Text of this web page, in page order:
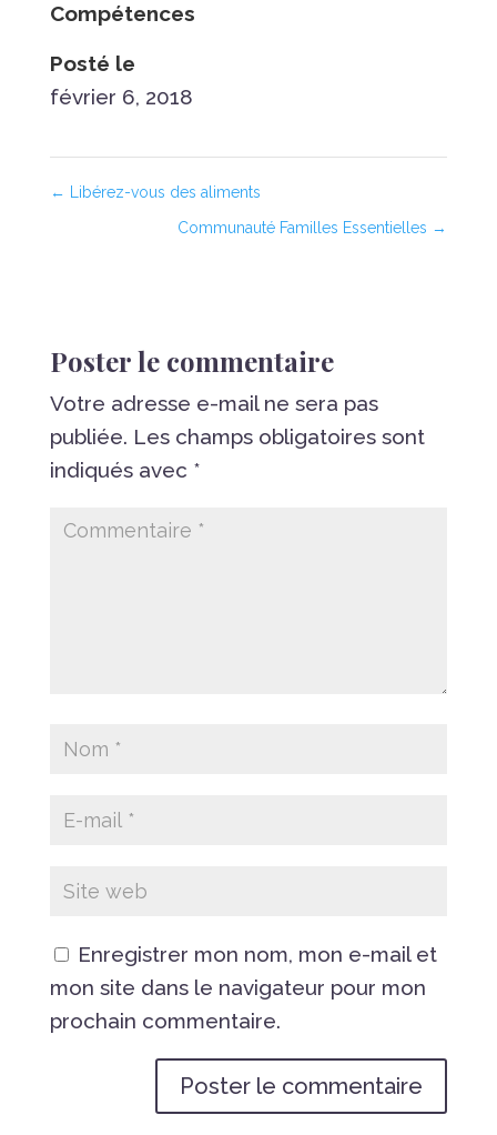
Compétences
Posté le
février 6, 2018
← Libérez-vous des aliments
Communauté Familles Essentielles →
Poster le commentaire
Votre adresse e-mail ne sera pas
publiée. Les champs obligatoires sont
indiqués avec *
Enregistrer mon nom, mon e-mail et
mon site dans le navigateur pour mon
prochain commentaire.